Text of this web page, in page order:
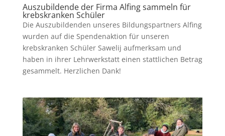
Auszubildende der Firma Alfing sammeln für
krebskranken Schüler
Die Auszubildenden unseres Bildungspartners Alfing
wurden auf die Spendenaktion für unseren
krebskranken Schüler Sawelij aufmerksam und
haben in ihrer Lehrwerkstatt einen stattlichen Betrag
gesammelt. Herzlichen Dank!